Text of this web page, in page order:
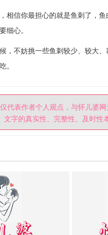
信你最担心的就是鱼刺了，鱼
细心。
不妨挑一些鱼刺较少、较大、
。
代表作者个人观点，与怀儿婆
文字的真实性、完整性、及时性